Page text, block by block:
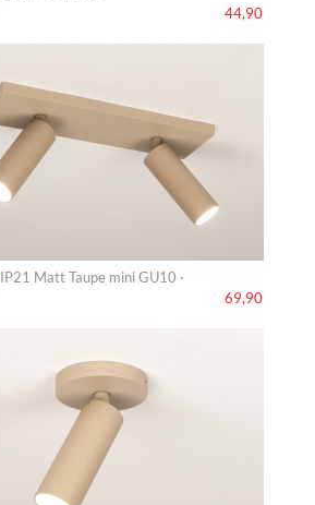
44,90
IP21 Matt Taupe mini GU10 ·
69,90